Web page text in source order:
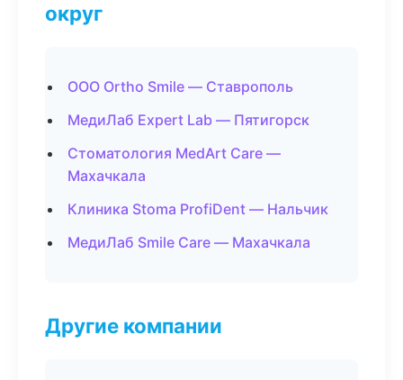
округ
ООО Ortho Smile — Ставрополь
МедиЛаб Expert Lab — Пятигорск
Стоматология MedArt Care —
Махачкала
Клиника Stoma ProfiDent — Нальчик
МедиЛаб Smile Care — Махачкала
Другие компании